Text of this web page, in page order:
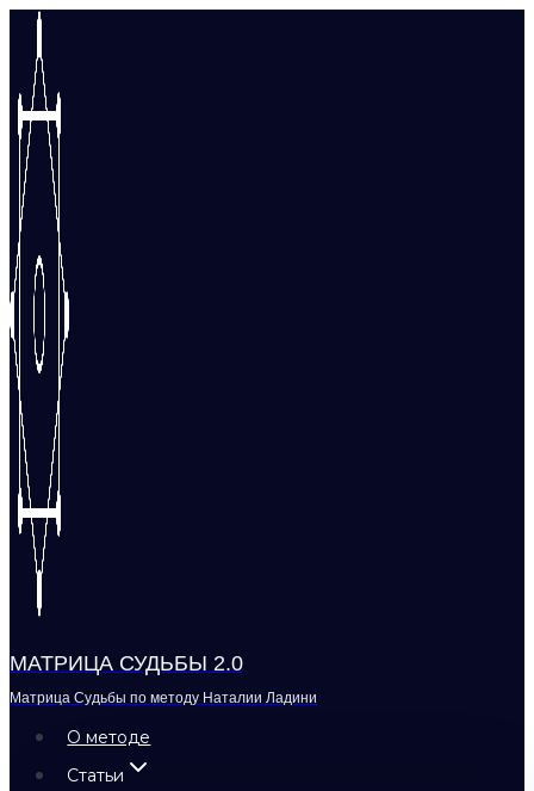
Перейти
содержимому
МАТРИЦА СУДЬБЫ 2.0
Матрица Судьбы по методу Наталии Ладини
О методе
Статьи